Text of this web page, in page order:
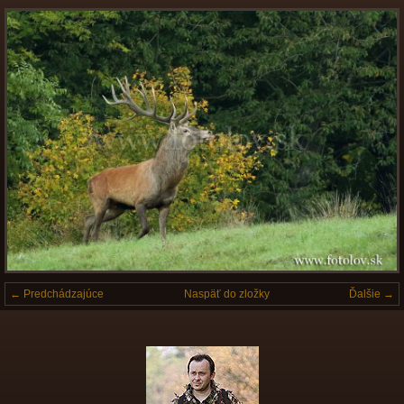
← Predchádzajúce Ďalšie →
Naspäť do zložky